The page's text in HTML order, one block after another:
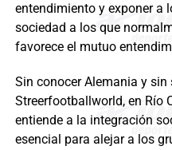
entendimiento y exponer a
sociedad a los que
favorece el mutuo
Sin conocer Alemania y sin
Streerfootballworld, en Río
entiende a la integración
esencial para alejar a los